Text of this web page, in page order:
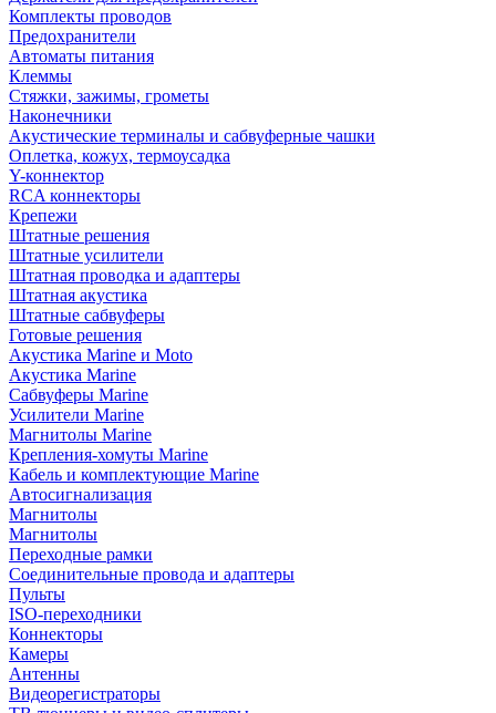
Комплекты проводов
Предохранители
Автоматы питания
Клеммы
Стяжки, зажимы, грометы
Наконечники
Акустические терминалы и сабвуферные чашки
Оплетка, кожух, термоусадка
Y-коннектор
RCA коннекторы
Крепежи
Штатные решения
Штатные усилители
Штатная проводка и адаптеры
Штатная акустика
Штатные сабвуферы
Готовые решения
Акустика Marine и Moto
Акустика Marine
Сабвуферы Marine
Усилители Marine
Магнитолы Marine
Крепления-хомуты Marine
Кабель и комплектующие Marine
Автосигнализация
Магнитолы
Магнитолы
Переходные рамки
Соединительные провода и адаптеры
Пульты
ISO-переходники
Коннекторы
Камеры
Антенны
Видеорегистраторы